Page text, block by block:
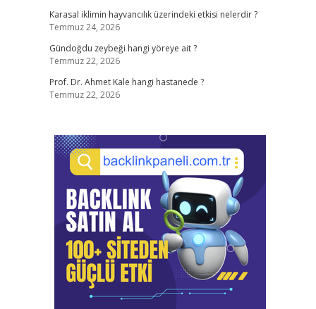
Karasal iklimin hayvancılık üzerindeki etkisi nelerdir ?
Temmuz 24, 2026
Gündoğdu zeybeği hangi yöreye ait ?
Temmuz 22, 2026
Prof. Dr. Ahmet Kale hangi hastanede ?
Temmuz 22, 2026